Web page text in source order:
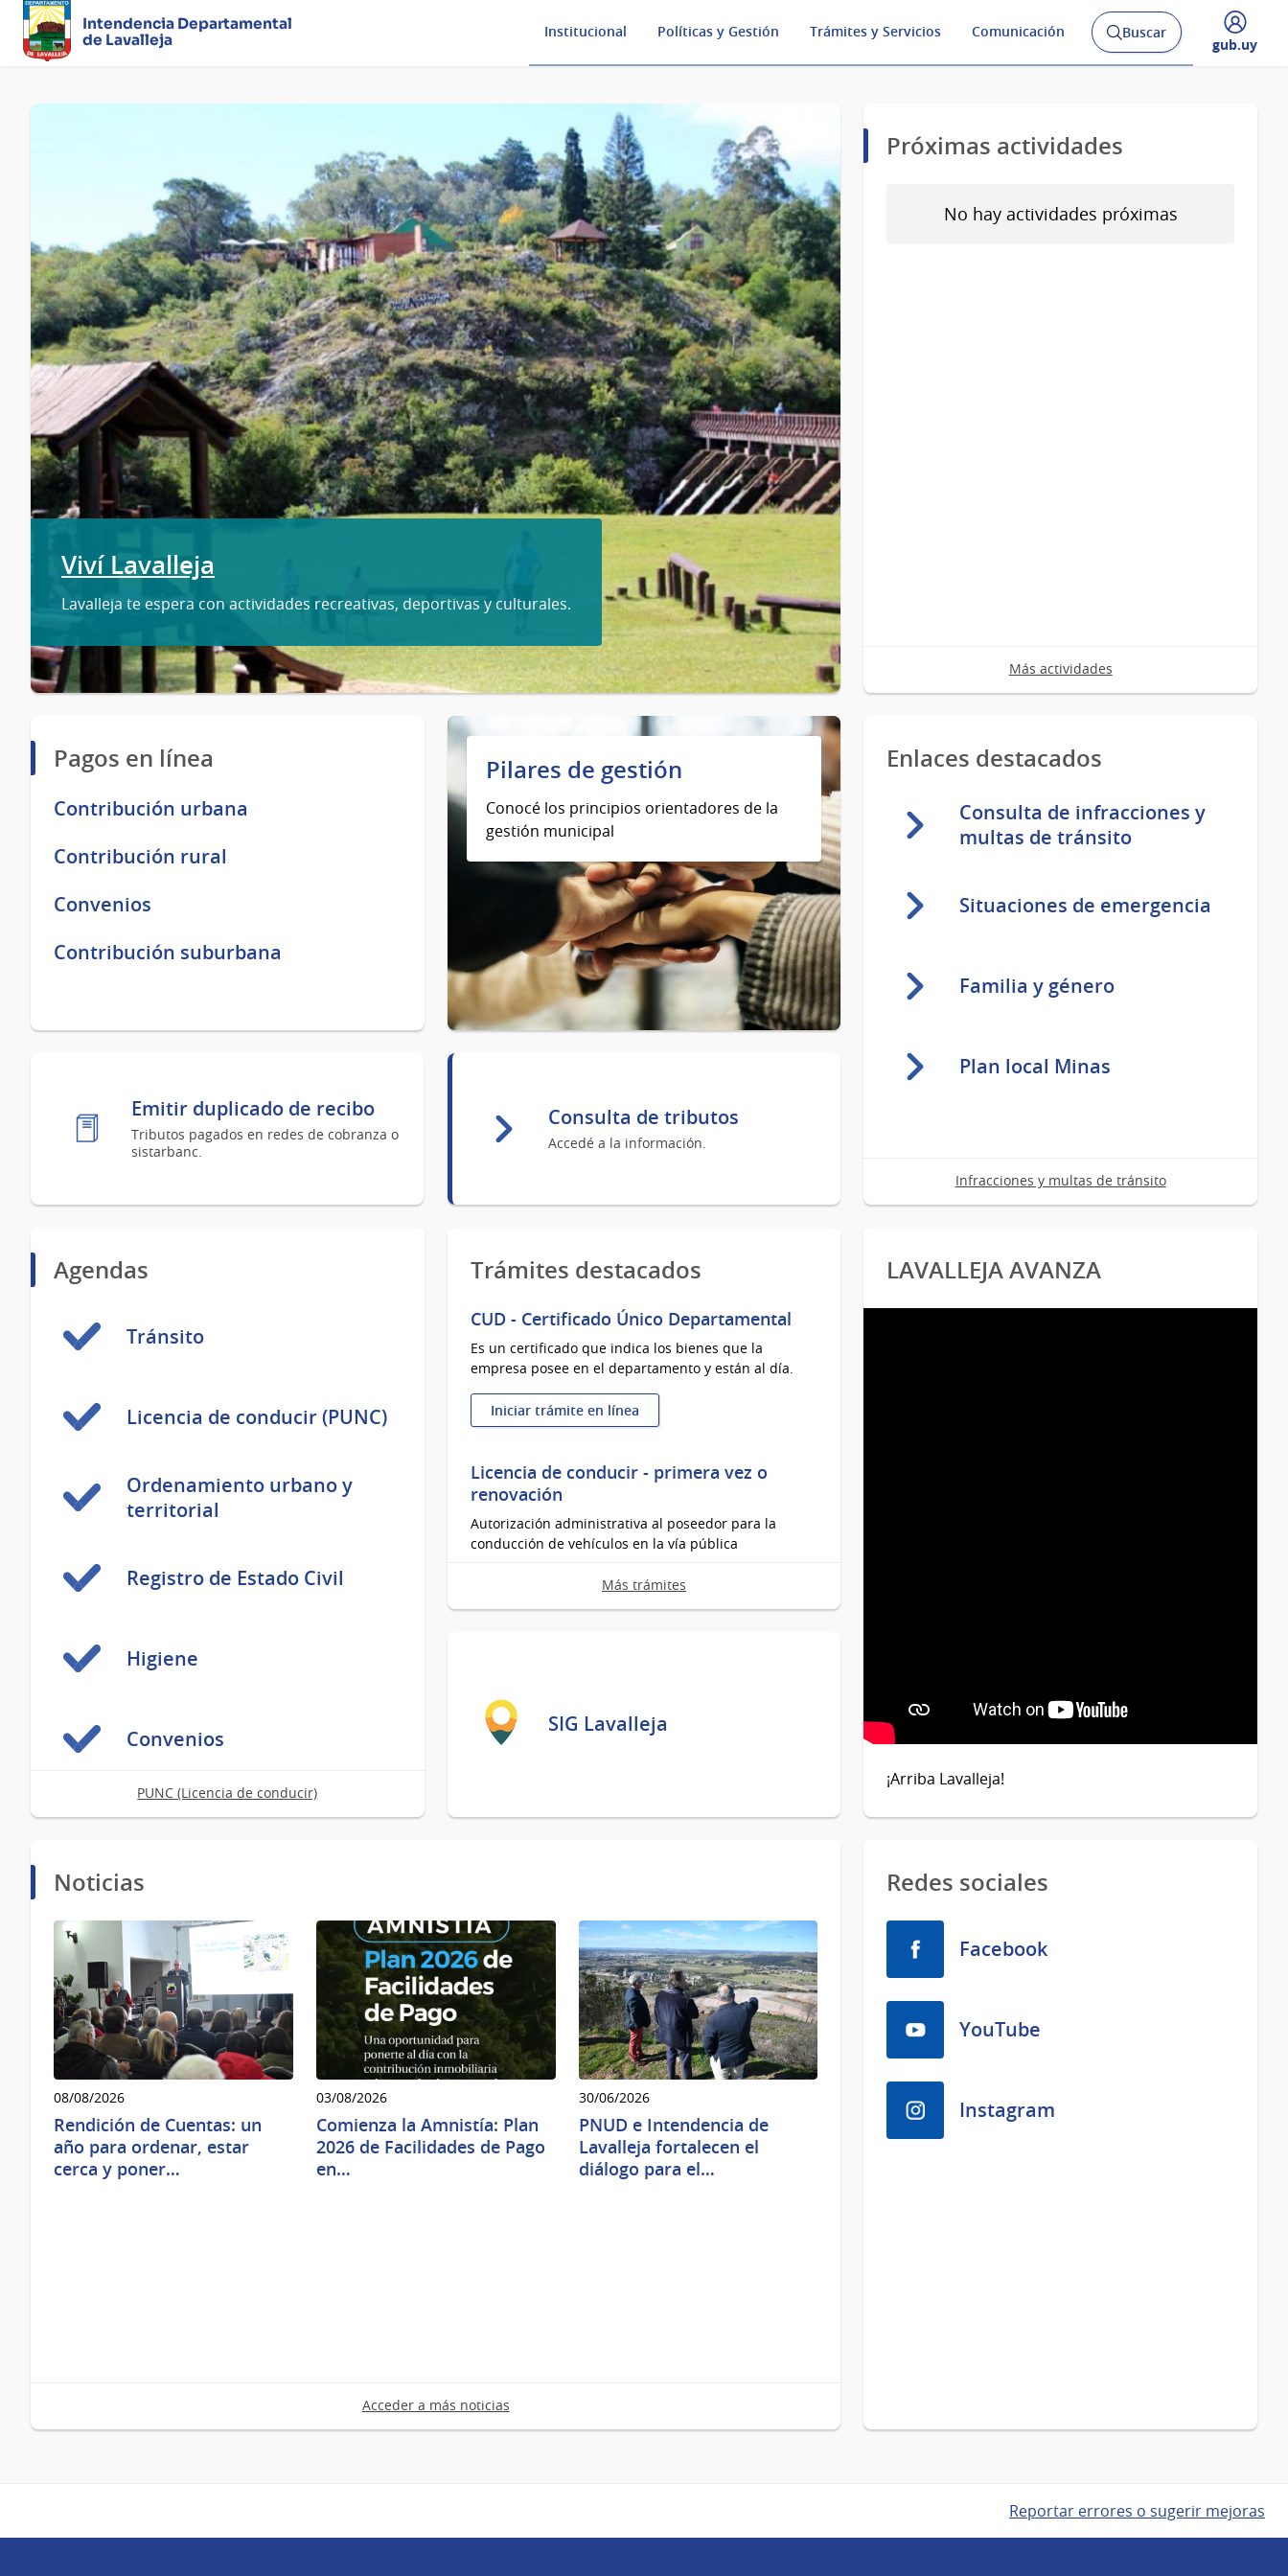
Intendencia Departamental
de Lavalleja
Institucional Políticas y Gestión Trámites y Servicios Comunicación
Abrir
buscador
Buscar
Desplegar
gub.uy
principal
Viví Lavalleja
Lavalleja te espera con actividades recreativas, deportivas y culturales.
Próximas actividades
No hay actividades próximas
Más actividades
Pagos en línea
Contribución urbana
Contribución rural
Convenios
Contribución suburbana
Emitir duplicado de recibo
Tributos pagados en redes de cobranza o
sistarbanc.
Pilares de gestión
Conocé los principios orientadores de la
gestión municipal
Consulta de tributos
Accedé a la información.
Enlaces destacados
Consulta de infracciones y
multas de tránsito
Situaciones de emergencia
Familia y género
Plan local Minas
Infracciones y multas de tránsito
Agendas
Tránsito
Licencia de conducir (PUNC)
Ordenamiento urbano y
territorial
Registro de Estado Civil
Higiene
Convenios
PUNC (Licencia de conducir)
Trámites destacados
CUD - Certificado Único Departamental
Es un certificado que indica los bienes que la
empresa posee en el departamento y están al día.
Iniciar trámite en línea
:
-
Departamental
Licencia de conducir - primera vez o
renovación
Autorización administrativa al poseedor para la
conducción de vehículos en la vía pública
Iniciar trámite en línea
vez
Con agenda previa.
Agenda en línea
contribución
Más trámites
SIG Lavalleja
LAVALLEJA AVANZA
¡Arriba Lavalleja!
Noticias
08/08/2026
Rendición de Cuentas: un
año para ordenar, estar
cerca y poner…
03/08/2026
Comienza la Amnistía: Plan
2026 de Facilidades de Pago
en…
30/06/2026
PNUD e Intendencia de
Lavalleja fortalecen el
diálogo para el…
Acceder a más noticias
Redes sociales
Facebook
YouTube
Instagram
Reportar errores o sugerir mejoras